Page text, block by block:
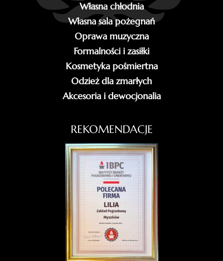
Własna chłodnia
Własna sala pożegnań
Oprawa muzyczna
Formalności i zasiłki
Kosmetyka pośmiertna
Odzież dla zmarłych
Akcesoria i dewocjonalia
REKOMENDACJE